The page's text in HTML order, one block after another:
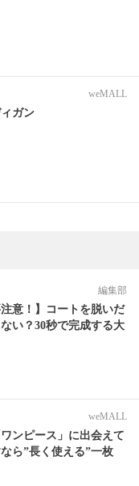
weMALL
ガン
編集部
注意！】コートを脱いだ
い？30秒で完成する大
weMALL
ンピース」に出会えて
ら”長く使える”一枚